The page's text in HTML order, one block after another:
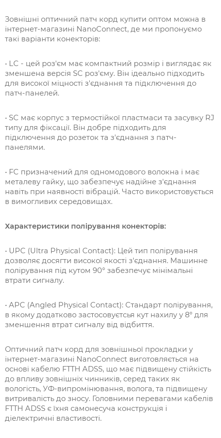
Зовнішні оптичний патч корд купити оптом можна в
інтернет-магазині NanoConnect, де ми пропонуємо
такі варіанти конекторів:
• LC - цей роз'єм має компактний розмір і виглядає як
зменшена версія SC роз'єму. Він ідеально підходить
для високої міцності з'єднання та підключення до
патч-панелей.
• SC має корпус з термостійкої пластмаси та засувку RJ
типу для фіксації. Він добре підходить для
підключення до розеток та з'єднання з патч-
панелями.
• FC призначений для одномодового волокна і має
металеву гайку, що забезпечує надійне з'єднання
навіть при наявності вібрацій. Часто використовується
в вимогливих середовищах.
Характеристики полірування конекторів:
• UPC (Ultra Physical Contact): Цей тип полірування
дозволяє досягти високої якості з'єднання. Машинне
полірування під кутом 90° забезпечує мінімальні
втрати сигналу.
• APC (Angled Physical Contact): Стандарт полірування,
в якому додатково застосовуєтсья кут нахилу у 8° для
зменшення втрат сигналу від відбиття.
Оптичний патч корд для зовнішньої прокладки у
інтернет-магазині NanoConnect виготовляється на
основі кабелю FTTH ADSS, що має підвищену стійкість
до впливу зовнішніх чинників, серед таких як
вологість, УФ-випромінювання, волога, та підвищену
витривалість до зносу. Головними перевагами кабелів
FTTH ADSS є їхня самонесуча конструкція і
діелектричні властивості.